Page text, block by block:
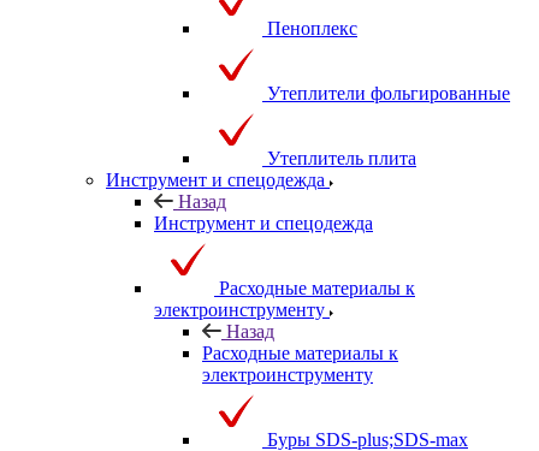
Пеноплекс
Утеплители фольгированные
Утеплитель плита
Инструмент и спецодежда
Назад
Инструмент и спецодежда
Расходные материалы к
электроинструменту
Назад
Расходные материалы к
электроинструменту
Буры SDS-plus;SDS-max